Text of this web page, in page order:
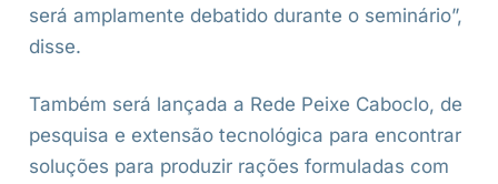
será amplamente debatido durante o seminário”,
disse.
Também será lançada a Rede Peixe Caboclo, de
pesquisa e extensão tecnológica para encontrar
soluções para produzir rações formuladas com